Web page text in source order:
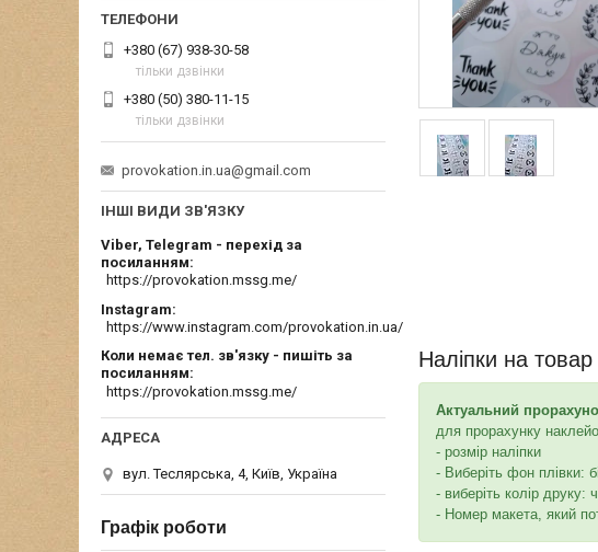
Наліпки на товар
Актуальний
для прорахунку
- розмір наліпки
- Виберіть фон плівки:
- виберіть колір друку:
- Номер макета, який
+380 (67) 938-30-58
тільки дзвінки
+380 (50) 380-11-15
тільки дзвінки
provokation.in.ua@gmail.com
ІНШІ ВИДИ ЗВ'ЯЗКУ
Viber, Telegram - перехід за
посиланням
https://provokation.mssg.me/
Instagram
https://www.instagram.com/provokation.in.ua/
Коли немає тел. зв'язку - пишіть за
посиланням
https://provokation.mssg.me/
вул. Теслярська, 4, Київ, Україна
Графік роботи